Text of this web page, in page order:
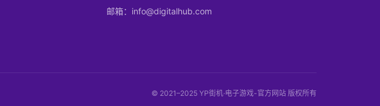
邮箱：info@digitalhub.com
© 2021–2025 YP街机·电子游戏-官方网站 版权所有